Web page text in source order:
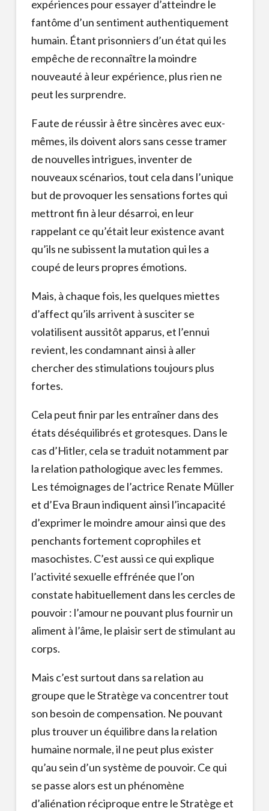
expériences pour essayer d’atteindre le
fantôme d’un sentiment authentiquement
humain. Étant prisonniers d’un état qui les
empêche de reconnaître la moindre
nouveauté à leur expérience, plus rien ne
peut les surprendre.
Faute de réussir à être sincères avec eux-
mêmes, ils doivent alors sans cesse tramer
de nouvelles intrigues, inventer de
nouveaux scénarios, tout cela dans l’unique
but de provoquer les sensations fortes qui
mettront fin à leur désarroi, en leur
rappelant ce qu’était leur existence avant
qu’ils ne subissent la mutation qui les a
coupé de leurs propres émotions.
Mais, à chaque fois, les quelques miettes
d’affect qu’ils arrivent à susciter se
volatilisent aussitôt apparus, et l’ennui
revient, les condamnant ainsi à aller
chercher des stimulations toujours plus
fortes.
Cela peut finir par les entraîner dans des
états déséquilibrés et grotesques. Dans le
cas d’Hitler, cela se traduit notamment par
la relation pathologique avec les femmes.
Les témoignages de l’actrice Renate Müller
et d’Eva Braun indiquent ainsi l’incapacité
d’exprimer le moindre amour ainsi que des
penchants fortement coprophiles et
masochistes. C’est aussi ce qui explique
l’activité sexuelle effrénée que l’on
constate habituellement dans les cercles de
pouvoir : l’amour ne pouvant plus fournir un
aliment à l’âme, le plaisir sert de stimulant au
corps.
Mais c’est surtout dans sa relation au
groupe que le Stratège va concentrer tout
son besoin de compensation. Ne pouvant
plus trouver un équilibre dans la relation
humaine normale, il ne peut plus exister
qu’au sein d’un système de pouvoir. Ce qui
se passe alors est un phénomène
d’aliénation réciproque entre le Stratège et